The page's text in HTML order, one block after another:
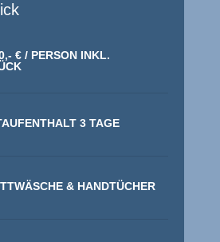
€ / PERSON INKL.
3 TAGE
& HANDTÜCHER